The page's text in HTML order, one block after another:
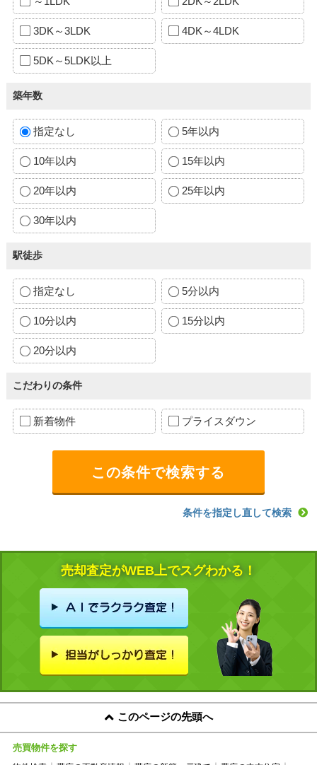
3DK～3LDK 4DK～4LDK
5DK～5LDK以上
築年数
指定なし 5年以内
10年以内 15年以内
20年以内 25年以内
30年以内
駅徒歩
指定なし 5分以内
10分以内 15分以内
20分以内
こだわりの条件
新着物件 プライスダウン
条件を指定し直して検索
売却査定がWEB上でスグわかる！
このページの先頭へ
売買物件を探す